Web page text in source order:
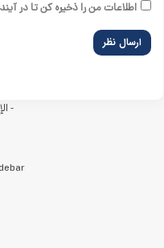
اطلاعات من را ذخیره کن تا در